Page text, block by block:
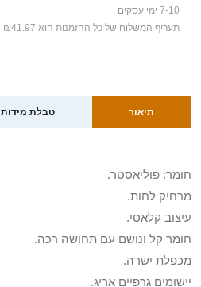
7-10 ימי עסקים
תעריף המשלוח של כל ההזמנות הוא ₪41.97
תיאור טבלת מידות
חומר: פוליאסטר.
מרחיק לחות.
עיצוב קלאסי.
חומר קל ונושם עם תחושה רכה.
מכפלת ישרה.
יישומים גרפיים אריג.